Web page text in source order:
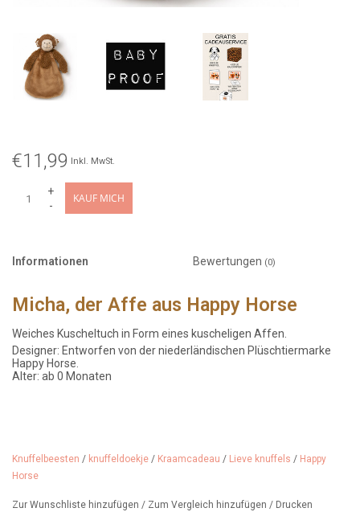
€11,99 Inkl. MwSt.
+
-
KAUF MICH
Informationen Bewertungen (0)
Micha, der Affe aus Happy Horse
Weiches Kuscheltuch in Form eines kuscheligen Affen.
Designer: Entworfen von der niederländischen Plüschtiermarke
Happy Horse.
Alter: ab 0 Monaten
Knuffelbeesten / knuffeldoekje / Kraamcadeau / Lieve knuffels / Happy
Horse
Zur Wunschliste hinzufügen / Zum Vergleich hinzufügen / Drucken